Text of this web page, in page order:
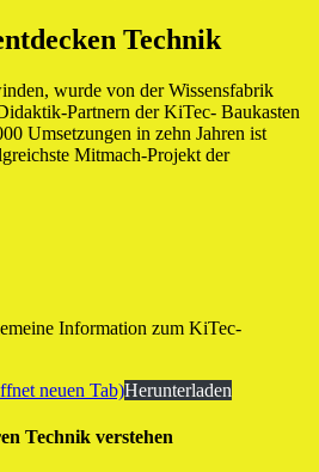
Technik
wurde von der Wissensfabrik
Partnern der KiTec- Baukasten
Umsetzungen in zehn Jahren ist
Mitmach-Projekt der
Information zum KiTec-
neuen Tab)Herunterladen
Technik verstehen